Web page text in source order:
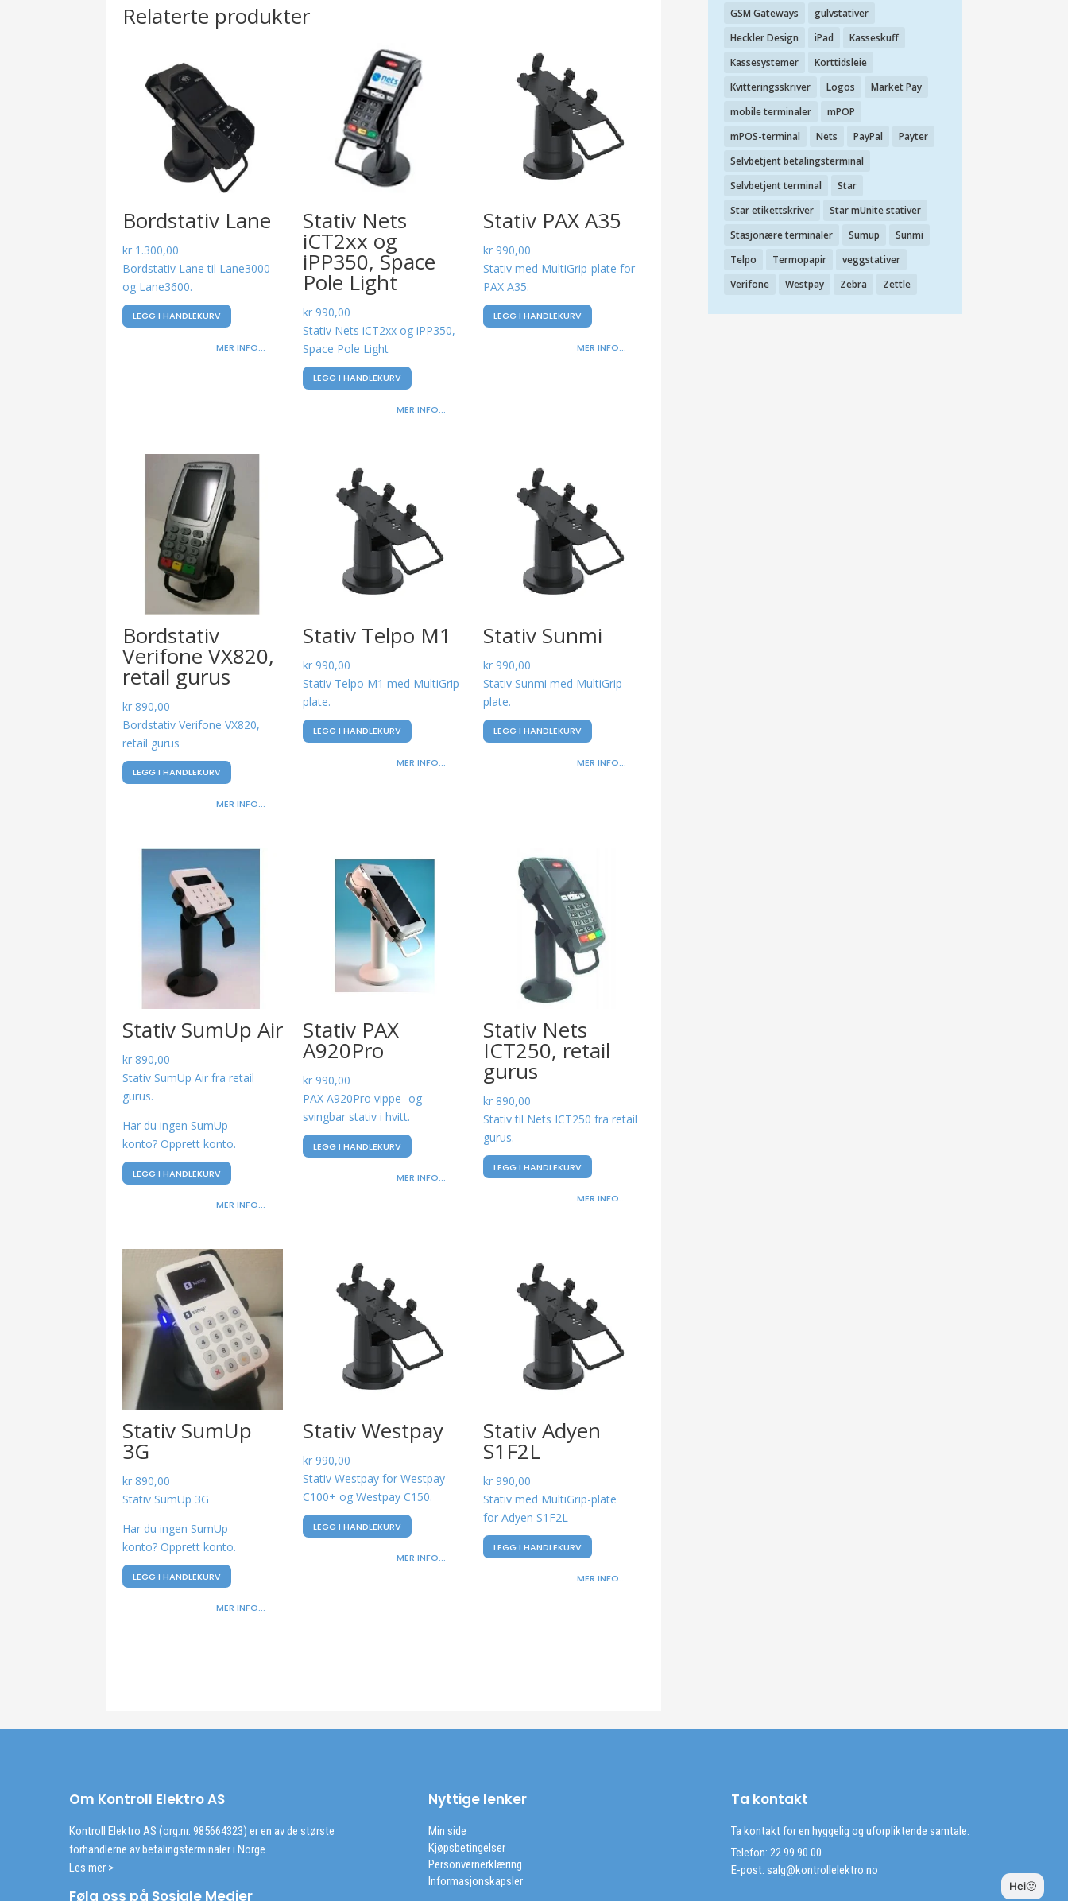
Relaterte produkter
Bordstativ Lane
kr 1.300,00
Bordstativ Lane til Lane3000
og Lane3600.
LEGG I HANDLEKURV
MER INFO...
Stativ Nets
iCT2xx og
iPP350, Space
Pole Light
kr 990,00
Stativ Nets iCT2xx og iPP350,
Space Pole Light
LEGG I HANDLEKURV
MER INFO...
Stativ PAX A35
kr 990,00
Stativ med MultiGrip-plate for
PAX A35.
LEGG I HANDLEKURV
MER INFO...
Bordstativ
Verifone VX820,
retail gurus
kr 890,00
Bordstativ Verifone VX820,
retail gurus
LEGG I HANDLEKURV
MER INFO...
Stativ Telpo M1
kr 990,00
Stativ Telpo M1 med MultiGrip-
plate.
LEGG I HANDLEKURV
MER INFO...
Stativ Sunmi
kr 990,00
Stativ Sunmi med MultiGrip-
plate.
LEGG I HANDLEKURV
MER INFO...
Stativ SumUp Air
kr 890,00
Stativ SumUp Air fra retail
gurus.
Har du ingen SumUp
konto? Opprett konto.
LEGG I HANDLEKURV
MER INFO...
Stativ PAX
A920Pro
kr 990,00
PAX A920Pro vippe- og
svingbar stativ i hvitt.
LEGG I HANDLEKURV
MER INFO...
Stativ Nets
ICT250, retail
gurus
kr 890,00
Stativ til Nets ICT250 fra retail
gurus.
LEGG I HANDLEKURV
MER INFO...
Stativ SumUp
3G
kr 890,00
Stativ SumUp 3G
Har du ingen SumUp
konto? Opprett konto.
LEGG I HANDLEKURV
MER INFO...
Stativ Westpay
kr 990,00
Stativ Westpay for Westpay
C100+ og Westpay C150.
LEGG I HANDLEKURV
MER INFO...
Stativ Adyen
S1F2L
kr 990,00
Stativ med MultiGrip-plate
for Adyen S1F2L
LEGG I HANDLEKURV
MER INFO...
GSM Gateways
gulvstativer
Heckler Design
iPad
Kasseskuff
Kassesystemer
Korttidsleie
Kvitteringsskriver
Logos
Market Pay
mobile terminaler
mPOP
mPOS-terminal
Nets PayPal
Payter
Selvbetjent betalingsterminal
Selvbetjent terminal
Star
Star etikettskriver
Star mUnite stativer
Stasjonære terminaler
Sumup
Sunmi
Telpo
Termopapir
veggstativer
Verifone
Westpay Zebra Zettle
Om Kontroll Elektro AS
Kontroll Elektro AS (org.nr. 985664323) er en av de største
forhandlerne av betalingsterminaler i Norge.
Les mer >
Følg oss på Sosiale Medier
Nyttige lenker
Min side
Kjøpsbetingelser
Personvernerklæring
Informasjonskapsler
Ta kontakt
Ta kontakt for en hyggelig og uforpliktende samtale.
Telefon: 22 99 90 00
E-post: salg@kontrollelektro.no